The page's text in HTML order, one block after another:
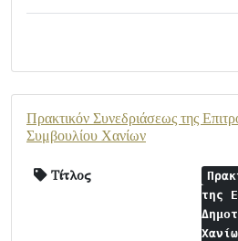
Πρακτικόν Συνεδριάσεως της
Συμβουλίου Χανίων
Τίτλος
της